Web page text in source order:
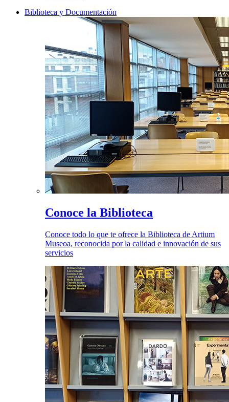
Biblioteca y Documentación
Conoce la Biblioteca
Conoce todo lo que te ofrece la Biblioteca de Artium
Museoa, reconocida por la calidad e innovación de sus
servicios